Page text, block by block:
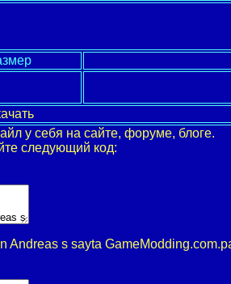
у себя на сайте, форуме, блоге.
следующий код:
Andreas s sayta